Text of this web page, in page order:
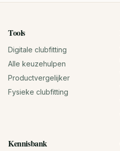
Tools
Digitale clubfitting
Alle keuzehulpen
Productvergelijker
Fysieke clubfitting
Kennisbank